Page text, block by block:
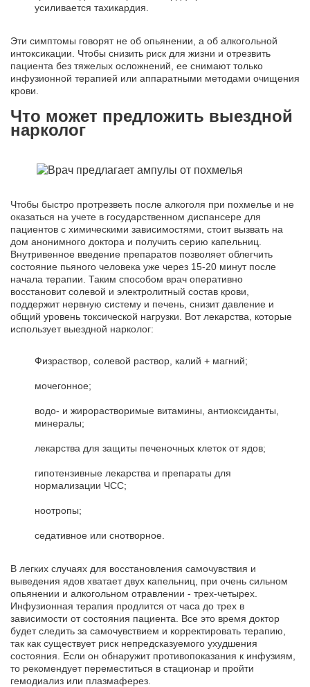
усиливается тахикардия.
Эти симптомы говорят не об опьянении, а об алкогольной
интоксикации. Чтобы снизить риск для жизни и отрезвить
пациента без тяжелых осложнений, ее снимают только
инфузионной терапией или аппаратными методами очищения
крови.
Что может предложить выездной
нарколог
Чтобы быстро протрезветь после алкоголя при похмелье и не
оказаться на учете в государственном диспансере для
пациентов с химическими зависимостями, стоит вызвать на
дом анонимного доктора и получить серию капельниц.
Внутривенное введение препаратов позволяет облегчить
состояние пьяного человека уже через 15-20 минут после
начала терапии. Таким способом врач оперативно
восстановит солевой и электролитный состав крови,
поддержит нервную систему и печень, снизит давление и
общий уровень токсической нагрузки. Вот лекарства, которые
использует выездной нарколог:
Физраствор, солевой раствор, калий + магний;
мочегонное;
водо- и жирорастворимые витамины, антиоксиданты,
минералы;
лекарства для защиты печеночных клеток от ядов;
гипотензивные лекарства и препараты для
нормализации ЧСС;
ноотропы;
седативное или снотворное.
В легких случаях для восстановления самочувствия и
выведения ядов хватает двух капельниц, при очень сильном
опьянении и алкогольном отравлении - трех-четырех.
Инфузионная терапия продлится от часа до трех в
зависимости от состояния пациента. Все это время доктор
будет следить за самочувствием и корректировать терапию,
так как существует риск непредсказуемого ухудшения
состояния. Если он обнаружит противопоказания к инфузиям,
то рекомендует переместиться в стационар и пройти
гемодиализ или плазмаферез.